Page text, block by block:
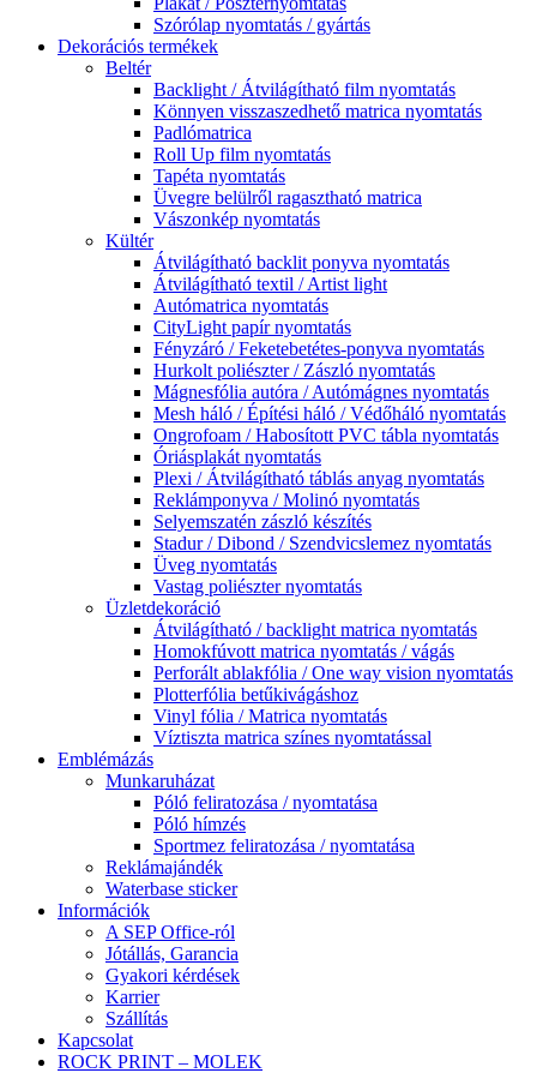
Szórólap nyomtatás / gyártás
Dekorációs termékek
Beltér
Backlight / Átvilágítható film nyomtatás
Könnyen visszaszedhető matrica nyomtatás
Padlómatrica
Roll Up film nyomtatás
Tapéta nyomtatás
Üvegre belülről ragasztható matrica
Vászonkép nyomtatás
Kültér
Átvilágítható backlit ponyva nyomtatás
Átvilágítható textil / Artist light
Autómatrica nyomtatás
CityLight papír nyomtatás
Fényzáró / Feketebetétes-ponyva nyomtatás
Hurkolt poliészter / Zászló nyomtatás
Mágnesfólia autóra / Autómágnes nyomtatás
Mesh háló / Építési háló / Védőháló nyomtatás
Ongrofoam / Habosított PVC tábla nyomtatás
Óriásplakát nyomtatás
Plexi / Átvilágítható táblás anyag nyomtatás
Reklámponyva / Molinó nyomtatás
Selyemszatén zászló készítés
Stadur / Dibond / Szendvicslemez nyomtatás
Üveg nyomtatás
Vastag poliészter nyomtatás
Üzletdekoráció
Átvilágítható / backlight matrica nyomtatás
Homokfúvott matrica nyomtatás / vágás
Perforált ablakfólia / One way vision nyomtatás
Plotterfólia betűkivágáshoz
Vinyl fólia / Matrica nyomtatás
Víztiszta matrica színes nyomtatással
Emblémázás
Munkaruházat
Póló feliratozása / nyomtatása
Póló hímzés
Sportmez feliratozása / nyomtatása
Reklámajándék
Waterbase sticker
Információk
A SEP Office-ról
Jótállás, Garancia
Gyakori kérdések
Karrier
Szállítás
Kapcsolat
ROCK PRINT – MOLEK